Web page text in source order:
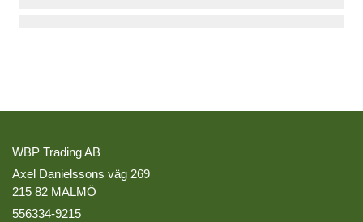
WBP Trading AB
Axel Danielssons väg 269
215 82 MALMÖ
556334-9215